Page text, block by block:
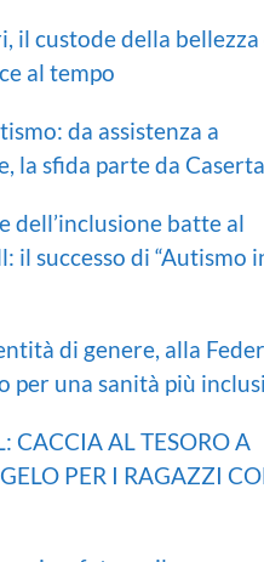
il custode della bellezza
al tempo
da assistenza a
la sfida parte da Caserta
dell’inclusione batte al
il successo di “Autismo
di genere, alla
per una sanità più
CACCIA AL TESORO A
PER I RAGAZZI